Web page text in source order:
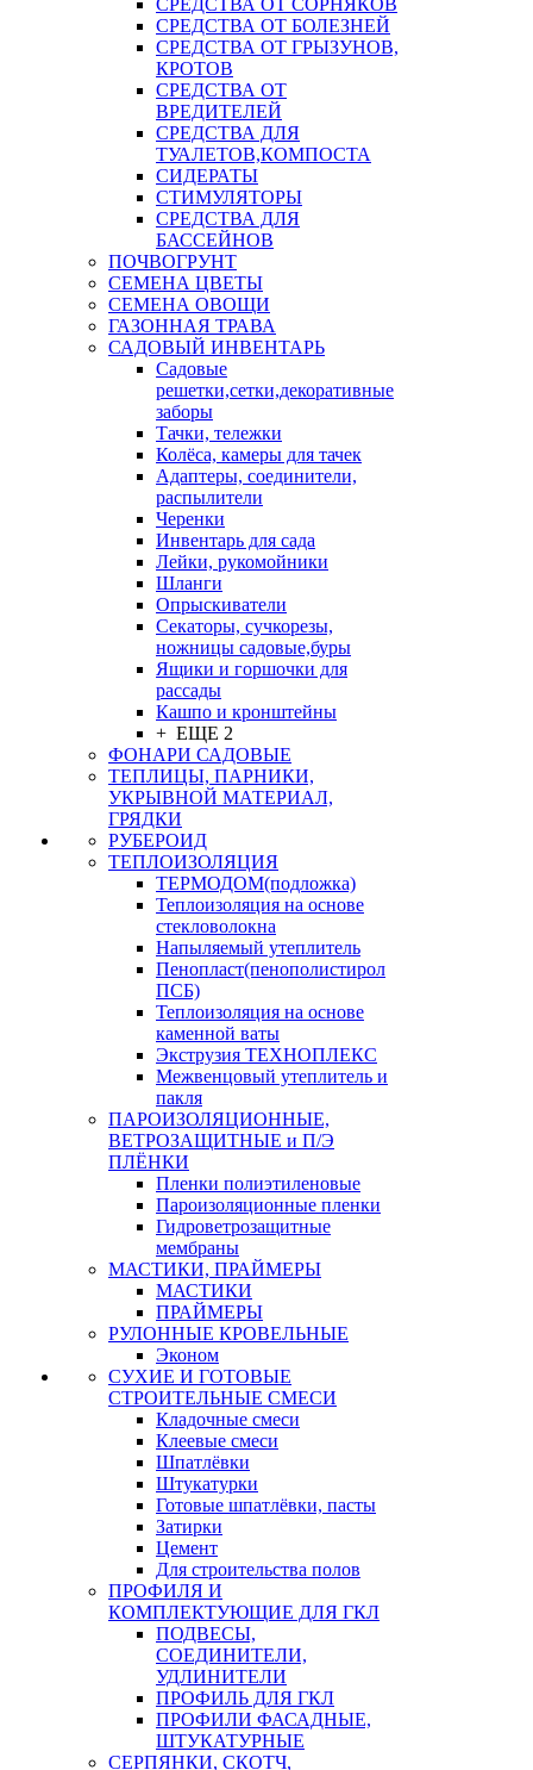
СРЕДСТВА ОТ СОРНЯКОВ
СРЕДСТВА ОТ БОЛЕЗНЕЙ
СРЕДСТВА ОТ ГРЫЗУНОВ,
КРОТОВ
СРЕДСТВА ОТ
ВРЕДИТЕЛЕЙ
СРЕДСТВА ДЛЯ
ТУАЛЕТОВ,КОМПОСТА
СИДЕРАТЫ
СТИМУЛЯТОРЫ
СРЕДСТВА ДЛЯ
БАССЕЙНОВ
ПОЧВОГРУНТ
СЕМЕНА ЦВЕТЫ
СЕМЕНА ОВОЩИ
ГАЗОННАЯ ТРАВА
САДОВЫЙ ИНВЕНТАРЬ
Садовые
решетки,сетки,декоративные
заборы
Тачки, тележки
Колёса, камеры для тачек
Адаптеры, соединители,
распылители
Черенки
Инвентарь для сада
Лейки, рукомойники
Шланги
Опрыскиватели
Секаторы, сучкорезы,
ножницы садовые,буры
Ящики и горшочки для
рассады
Кашпо и кронштейны
+ ЕЩЕ 2
ФОНАРИ САДОВЫЕ
ТЕПЛИЦЫ, ПАРНИКИ,
УКРЫВНОЙ МАТЕРИАЛ,
ГРЯДКИ
РУБЕРОИД
ТЕПЛОИЗОЛЯЦИЯ
ТЕРМОДОМ(подложка)
Теплоизоляция на основе
стекловолокна
Напыляемый утеплитель
Пенопласт(пенополистирол
ПСБ)
Теплоизоляция на основе
каменной ваты
Экструзия ТЕХНОПЛЕКС
Межвенцовый утеплитель и
пакля
ПАРОИЗОЛЯЦИОННЫЕ,
ВЕТРОЗАЩИТНЫЕ и П/Э
ПЛЁНКИ
Пленки полиэтиленовые
Пароизоляционные пленки
Гидроветрозащитные
мембраны
МАСТИКИ, ПРАЙМЕРЫ
МАСТИКИ
ПРАЙМЕРЫ
РУЛОННЫЕ КРОВЕЛЬНЫЕ
Эконом
СУХИЕ И ГОТОВЫЕ
СТРОИТЕЛЬНЫЕ СМЕСИ
Кладочные смеси
Клеевые смеси
Шпатлёвки
Штукатурки
Готовые шпатлёвки, пасты
Затирки
Цемент
Для строительства полов
ПРОФИЛЯ И
КОМПЛЕКТУЮЩИЕ ДЛЯ ГКЛ
ПОДВЕСЫ,
СОЕДИНИТЕЛИ,
УДЛИНИТЕЛИ
ПРОФИЛЬ ДЛЯ ГКЛ
ПРОФИЛИ ФАСАДНЫЕ,
ШТУКАТУРНЫЕ
СЕРПЯНКИ, СКОТЧ,